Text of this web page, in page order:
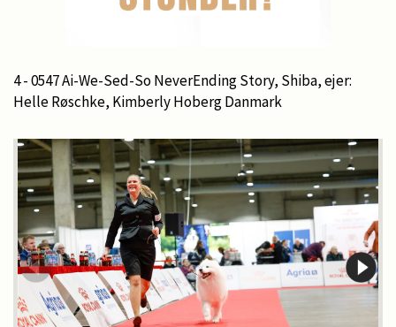
4 - 0547 Ai-We-Sed-So NeverEnding Story, Shiba, ejer:
Helle Røschke, Kimberly Hoberg Danmark